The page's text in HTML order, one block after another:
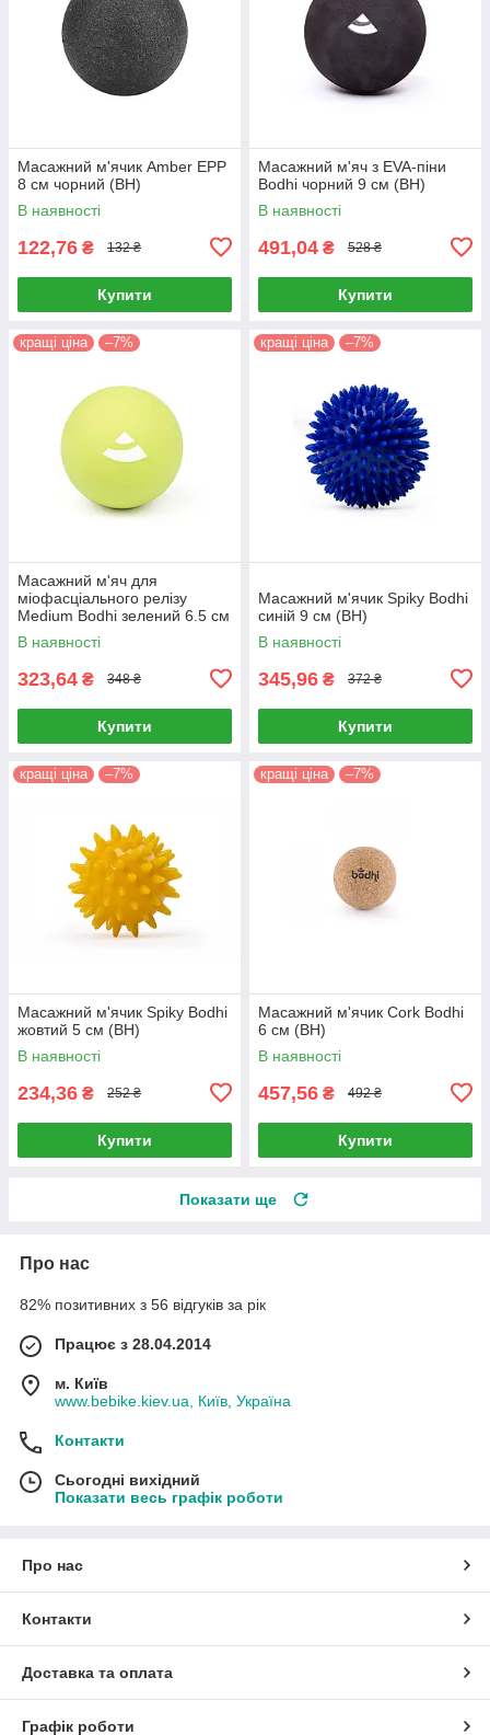
Масажний м'ячик Amber EPP
8 см чорний (BH)
В наявності
122,76 ₴ 132 ₴
Купити
Масажний м'яч з EVA-піни
Bodhi чорний 9 см (BH)
В наявності
491,04 ₴ 528 ₴
Купити
кращі ціна –7%
Масажний м'яч для
міофасціального релізу
Medium Bodhi зелений 6.5 см
(BH)
В наявності
323,64 ₴ 348 ₴
Купити
кращі ціна –7%
Масажний м'ячик Spiky Bodhi
синій 9 см (BH)
В наявності
345,96 ₴ 372 ₴
Купити
кращі ціна –7%
Масажний м'ячик Spiky Bodhi
жовтий 5 см (BH)
В наявності
234,36 ₴ 252 ₴
Купити
кращі ціна –7%
Масажний м'ячик Cork Bodhi
6 см (BH)
В наявності
457,56 ₴ 492 ₴
Купити
Показати ще
Про нас
82% позитивних з 56 відгуків за рік
Працює з 28.04.2014
м. Київ
www.bebike.kiev.ua, Київ, Україна
Контакти
Сьогодні вихідний
Показати весь графік роботи
Про нас
Контакти
Доставка та оплата
Графік роботи